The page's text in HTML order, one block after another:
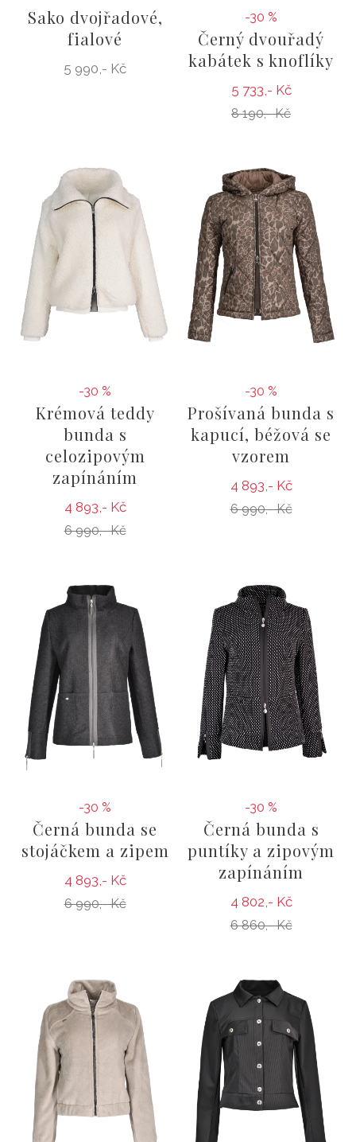
Sako dvojřadové,
fialové
5 990,- Kč
-30 %
Černý dvouřadý
kabátek s knoflíky
5 733,- Kč
8 190,- Kč
-30 %
Krémová teddy
bunda s
celozipovým
zapínáním
4 893,- Kč
6 990,- Kč
-30 %
Prošívaná bunda s
kapucí, béžová se
vzorem
4 893,- Kč
6 990,- Kč
-30 %
Černá bunda se
stojáčkem a zipem
4 893,- Kč
6 990,- Kč
-30 %
Černá bunda s
puntíky a zipovým
zapínáním
4 802,- Kč
6 860,- Kč